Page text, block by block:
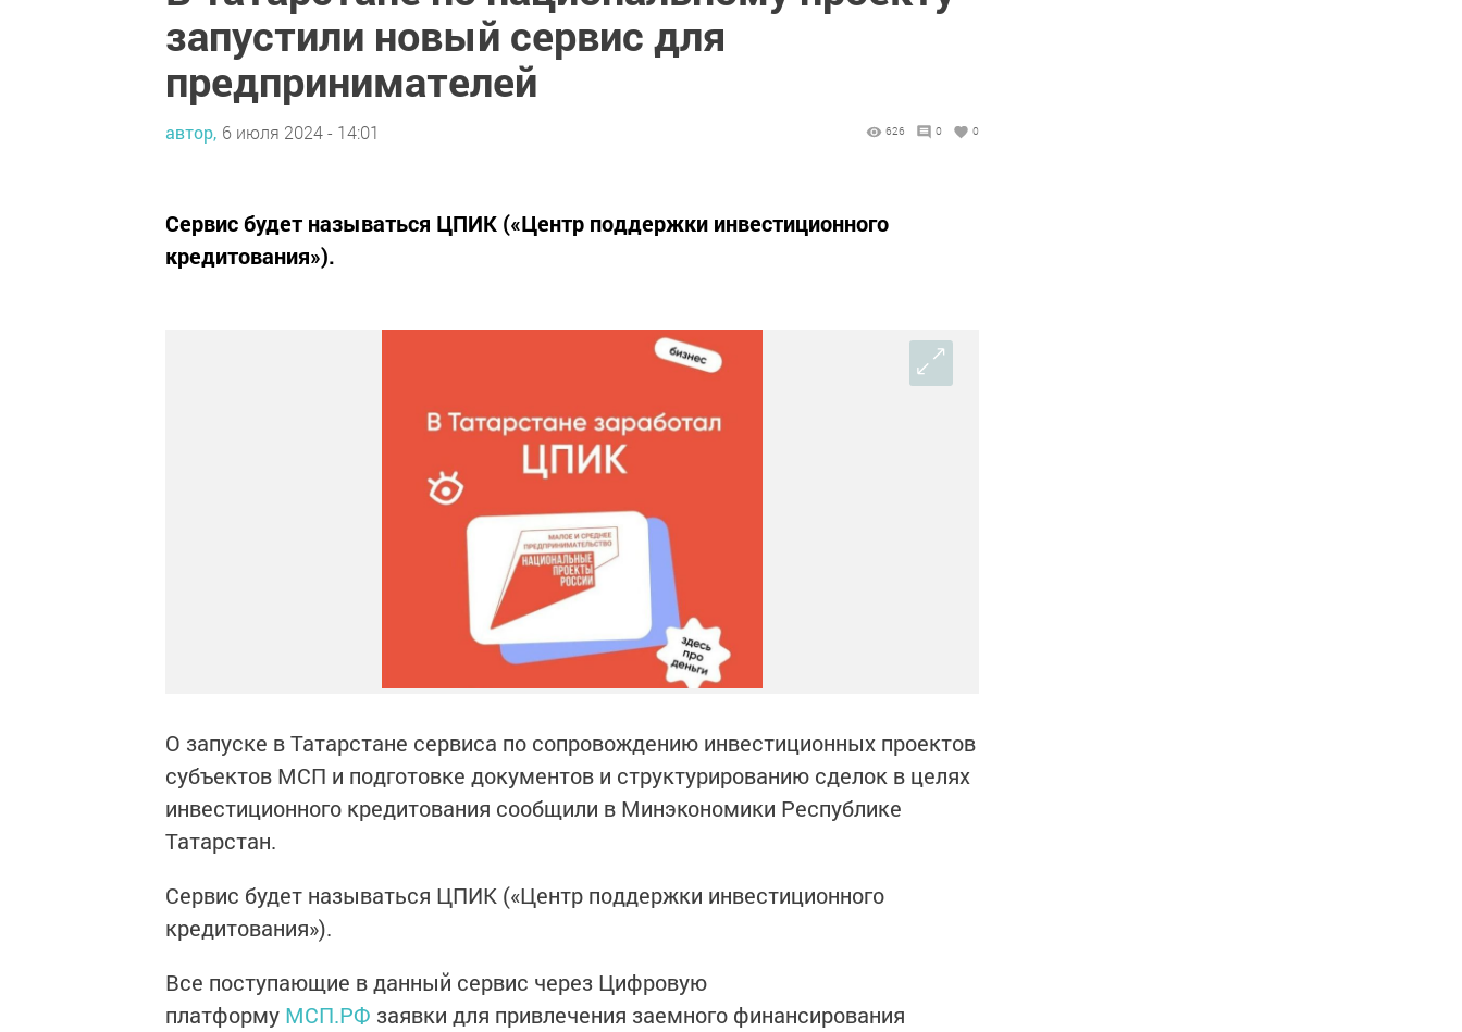
запустили новый сервис для
предпринимателей
автор, 6 июля 2024 - 14:01 626 0 0
Сервис будет называться ЦПИК («Центр поддержки инвестиционного
кредитования»).
О запуске в Татарстане сервиса по сопровождению инвестиционных проектов
субъектов MCП и подготовке документов и структурированию сделок в целях
инвестиционного кредитования сообщили в Минэкономики Республике
Татарстан.
Сервис будет называться ЦПИК («Центр поддержки инвестиционного
кредитования»).
Все поступающие в данный сервис через Цифровую
платформу МСП.РФ заявки для привлечения заемного финансирования